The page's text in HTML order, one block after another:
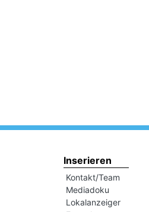
Inserieren
Kontakt/Team
Mediadoku
Lokalanzeiger